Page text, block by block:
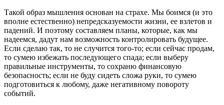
Такой образ мышления основан на страхе. Мы боимся (и это
вполне естественно) непредсказуемости жизни, ее взлетов и
падений. И поэтому составляем планы, которые, как мы
надеемся, дадут нам возможность контролировать будущее.
Если сделаю так, то не случится того-то; если сейчас продам,
то сумею избежать последующего спада; если выберу
правильные инструменты, то сохраню финансовую
безопасность; если не буду сидеть сложа руки, то сумею
подготовиться к любому, даже негативному повороту
событий.